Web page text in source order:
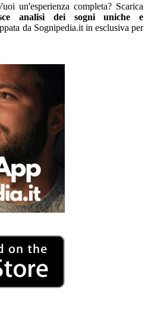
un'esperienza completa? Scarica
analisi dei sogni uniche e
da Sognipedia.it in esclusiva per